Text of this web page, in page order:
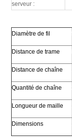
serveur :
Diamètre de fil
Distance de trame
Distance de chaîne
Quantité de chaîne
Longueur de maille
Dimensions